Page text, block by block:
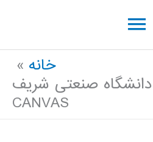
فهرست
خانه
صنعتی شریف
CANVAS